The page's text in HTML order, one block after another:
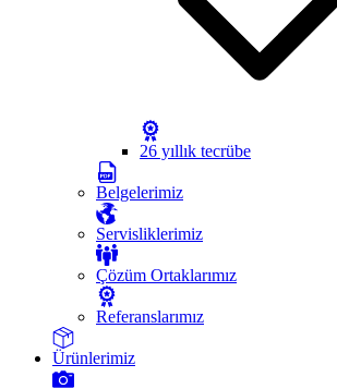
26 yıllık tecrübe
Belgelerimiz
Servisliklerimiz
Çözüm Ortaklarımız
Referanslarımız
Ürünlerimiz